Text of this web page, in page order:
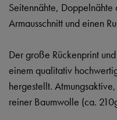
Seitennähte, Doppelnähte
Armausschnitt und einen
Der große Rückenprint
einem qualitativ
hergestellt.
reiner Baumwolle (ca.